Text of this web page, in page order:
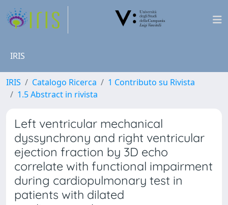
IRIS
IRIS Catalogo Ricerca
1 Contributo su Rivista
1.5 Abstract in rivista
Left ventricular mechanical
dyssynchrony and right ventricular
ejection fraction by 3D echo
correlate with functional impairment
during cardiopulmonary test in
patients with dilated